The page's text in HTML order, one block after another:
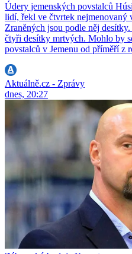
Údery jemenských povstalců
lidí, řekl ve čtvrtek nejmenovaný
Zraněných jsou podle něj
čtyři desítky mrtvých. Mohlo by
povstalců v Jemenu od příměří z
Aktuálně.cz - Zprávy
dnes, 20:27